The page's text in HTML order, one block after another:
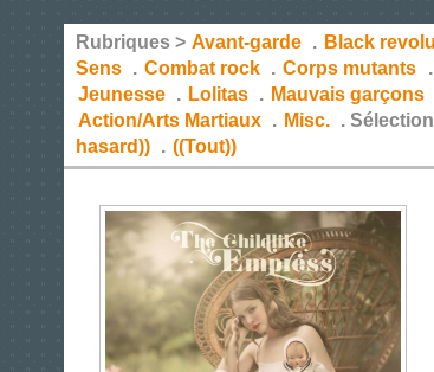
Rubriques > Avant-garde . Black
Sens . Combat rock . Corps mutants .
Jeunesse . Lolitas . Mauvais garçons
Action/Arts Martiaux . Misc. .
hasard)) . ((Tout))